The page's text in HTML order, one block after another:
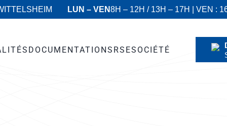
LUN – VEN8H – 12H / 13H – 17H | VEN :
DOCUMENTATIONS RSESOCIÉTÉ